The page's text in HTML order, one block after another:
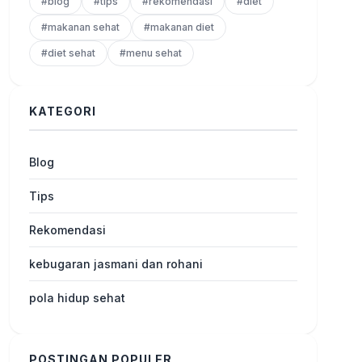
#makanan sehat #makanan diet
#diet sehat #menu sehat
KATEGORI
Blog
Tips
Rekomendasi
kebugaran jasmani dan rohani
pola hidup sehat
POSTINGAN POPULER